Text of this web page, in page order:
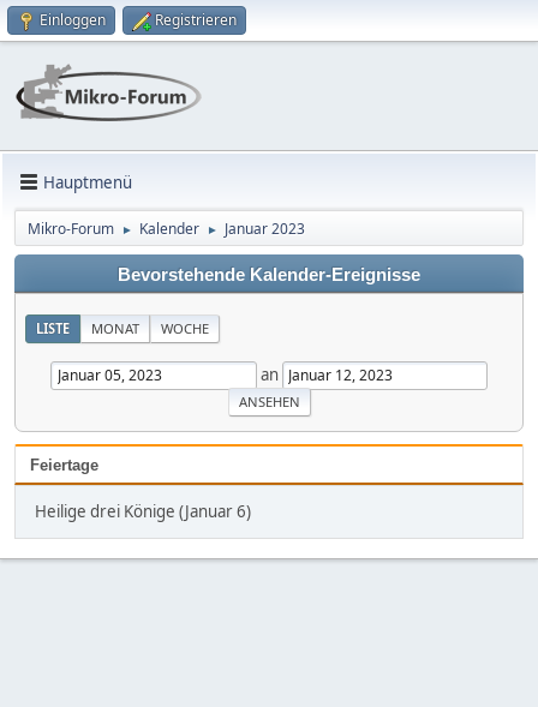
Einloggen Registrieren
Hauptmenü
Mikro-Forum ► Kalender ► Januar 2023
Bevorstehende Kalender-Ereignisse
LISTE MONAT WOCHE
an
Feiertage
Heilige drei Könige (Januar 6)